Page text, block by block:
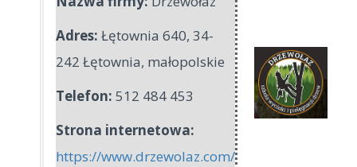
Adres: Łętownia 640, 34-
242 Łętownia, małopolskie
Telefon: 512 484 453
Strona internetowa:
https://www.drzewolaz.com/